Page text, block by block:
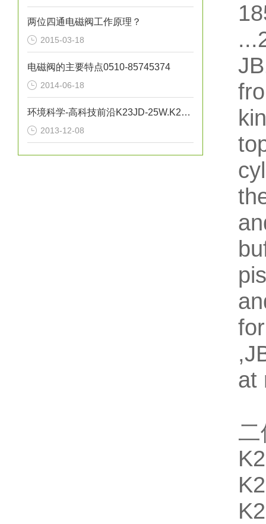
两位四通电磁阀工作原理？
2015-03-18
电磁阀的主要特点0510-85745374
2014-06-18
环境科学-高科技前沿K23JD-25W.K23JD-15W.K23JSD-L15
2013-12-08
at